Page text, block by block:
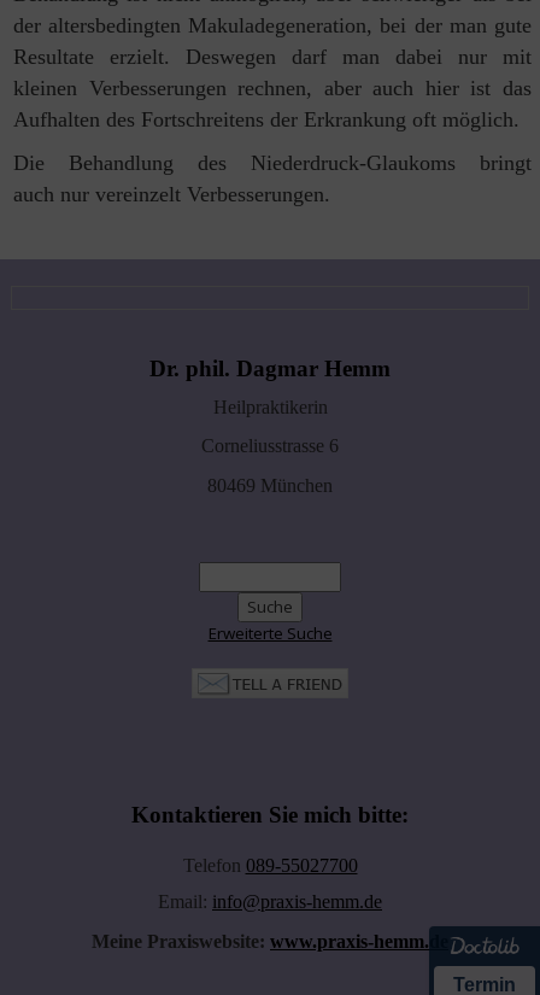
der altersbedingten Makuladegeneration, bei der man gute
Resultate erzielt. Deswegen darf man dabei nur mit
kleinen Verbesserungen rechnen, aber auch hier ist das
Aufhalten des Fortschreitens der Erkrankung oft möglich.
Die Behandlung des Niederdruck-Glaukoms bringt
auch nur vereinzelt Verbesserungen.
Termin
Dr. phil. Dagmar Hemm
Heilpraktikerin
Corneliusstrasse 6
80469 München
Erweiterte Suche
Kontaktieren Sie mich bitte:
Telefon 089-55027700
Email: info@praxis-hemm.de
Meine Praxiswebsite: www.praxis-hemm.de